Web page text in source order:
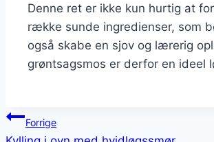
Denne ret er ikke kun hurtig at
række sunde ingredienser, som
også skabe en sjov og lærerig
grøntsagsmos er derfor en ideel
Indlægsnavigation
Forrige